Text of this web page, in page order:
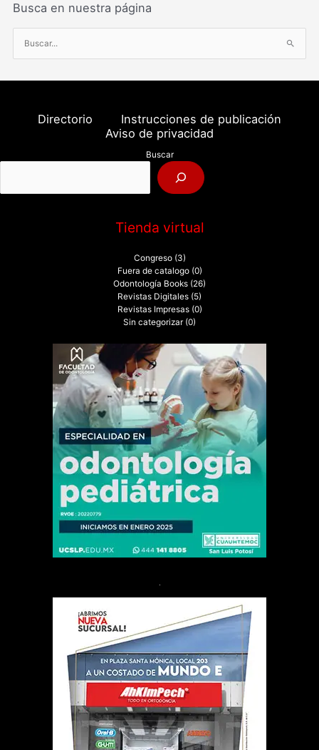
Busca en nuestra página
u
s
o
:
Directorio
Instrucciones de publicación
Aviso de privacidad
Buscar
Tienda virtual
Congreso (3)
Fuera de catalogo (0)
Odontología Books (26)
Revistas Digitales (5)
Revistas Impresas (0)
Sin categorizar (0)